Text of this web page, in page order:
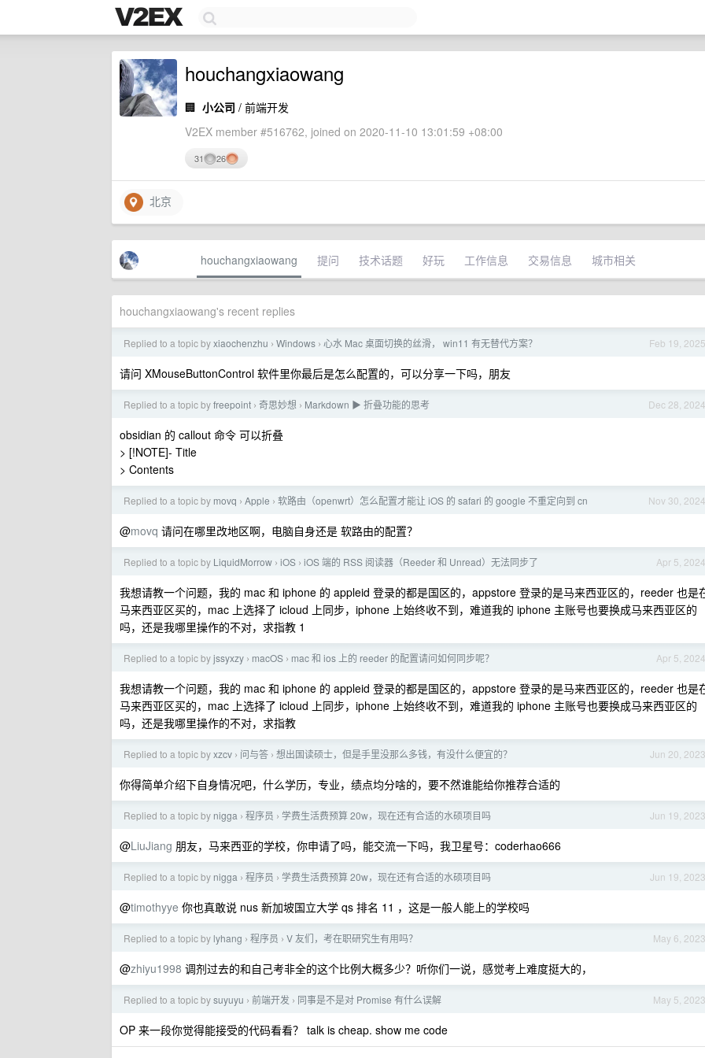
houchangxiaowang
🏢 小公司 / 前端开发
V2EX member #516762, joined on 2020-11-10 13:01:59 +08:00
31 26
北京
houchangxiaowang 提问 技术话题 好玩 工作信息 交易信息 城市相关
houchangxiaowang's recent replies
Feb 19, 2025
Replied to a topic byxiaochenzhu › Windows › 心水 Mac 桌面切换的丝滑， win11 有无替代方案？
请问 XMouseButtonControl 软件里你最后是怎么配置的，可以分享一下吗，朋友
Dec 28, 2024
Replied to a topic byfreepoint › 奇思妙想 › Markdown ▶ 折叠功能的思考
obsidian 的 callout 命令 可以折叠
> [!NOTE]- Title
> Contents
Nov 30, 2024
Replied to a topic by movq › Apple › 软路由（openwrt）怎么配置才能让 iOS 的 safari 的 google 不重定向到 cn
@movq 请问在哪里改地区啊，电脑自身还是 软路由的配置？
Apr 5, 2024
Replied to a topic by LiquidMorrow › iOS › iOS 端的 RSS 阅读器（Reeder 和 Unread）无法同步了
我想请教一个问题，我的 mac 和 iphone 的 appleid 登录的都是国区的，appstore 登录的是马来西亚区的，reeder 也是
马来西亚区买的，mac 上选择了 icloud 上同步，iphone 上始终收不到，难道我的 iphone 主账号也要换成马来西亚区的
吗，还是我哪里操作的不对，求指教 1
Apr 5, 2024
Replied to a topic byjssyxzy › macOS › mac 和 ios 上的 reeder 的配置请问如何同步呢？
我想请教一个问题，我的 mac 和 iphone 的 appleid 登录的都是国区的，appstore 登录的是马来西亚区的，reeder 也是
马来西亚区买的，mac 上选择了 icloud 上同步，iphone 上始终收不到，难道我的 iphone 主账号也要换成马来西亚区的
吗，还是我哪里操作的不对，求指教
Jun 20, 2023
Replied to a topic byxzcv › 问与答 › 想出国读硕士，但是手里没那么多钱，有没什么便宜的？
你得简单介绍下自身情况吧，什么学历，专业，绩点均分啥的，要不然谁能给你推荐合适的
Jun 19, 2023
Replied to a topic by nigga › 程序员 › 学费生活费预算 20w，现在还有合适的水硕项目吗
@LiuJiang 朋友，马来西亚的学校，你申请了吗，能交流一下吗，我卫星号：coderhao666
Jun 19, 2023
Replied to a topic by nigga › 程序员 › 学费生活费预算 20w，现在还有合适的水硕项目吗
@timothyye 你也真敢说 nus 新加坡国立大学 qs 排名 11 ，这是一般人能上的学校吗
May 6, 2023
Replied to a topic by lyhang › 程序员 › V 友们，考在职研究生有用吗？
@zhiyu1998 调剂过去的和自己考非全的这个比例大概多少？听你们一说，感觉考上难度挺大的，
May 5, 2023
Replied to a topic bysuyuyu › 前端开发 › 同事是不是对 Promise 有什么误解
OP 来一段你觉得能接受的代码看看？ talk is cheap. show me code